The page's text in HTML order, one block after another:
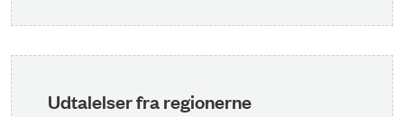
Udtalelser fra regionerne